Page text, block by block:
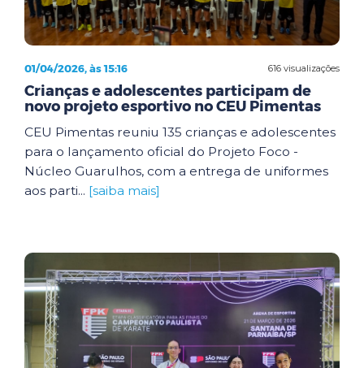
616 visualizações
01/04/2026, às 15:16
Crianças e adolescentes participam de
novo projeto esportivo no CEU Pimentas
CEU Pimentas reuniu 135 crianças e adolescentes
para o lançamento oficial do Projeto Foco -
Núcleo Guarulhos, com a entrega de uniformes
aos parti... [saiba mais]